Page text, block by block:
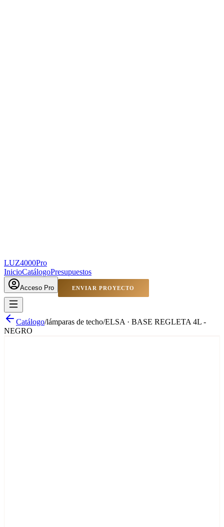
LUZ4000Pro
InicioCatálogoPresupuestos
Acceso Pro ENVIAR PROYECTO
Catálogo/lámparas de techo/ELSA · BASE REGLETA 4L -
NEGRO